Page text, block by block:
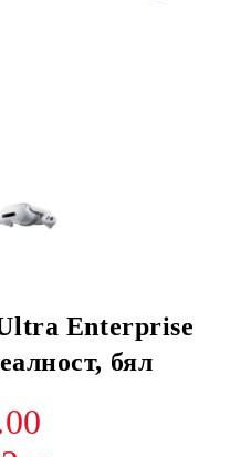
Enterprise
бял